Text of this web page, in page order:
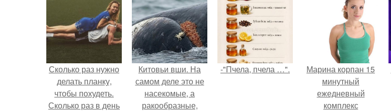
Сколько раз нужно
делать планку,
чтобы похудеть.
Сколько раз в день
Китовьи вши. На
самом деле это не
насекомые, а
ракообразные,
-"Пчела, пчела …".
Марина корпан 15
минутный
ежедневный
комплекс